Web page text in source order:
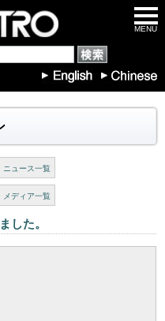
MENU
ニュース一覧
メディア一覧
した。